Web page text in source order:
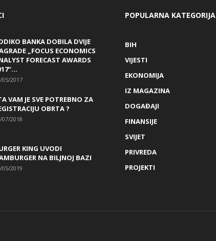
BANKA DOBILA DVIJE
„FOCUS ECONOMICS
FORECAST AWARDS
05/2017
VAM JE SVE POTREBNO ZA
OBRTA ?
07/2018
KING UVODI
NA BILJNOJ BAZI
05/2019
POPULARNA KATEGORIJA
BIH
VIJESTI
EKONOMIJA
IZ MAGAZINA
DOGAĐAJI
FINANSIJE
SVIJET
PRIVREDA
PROJEKTI